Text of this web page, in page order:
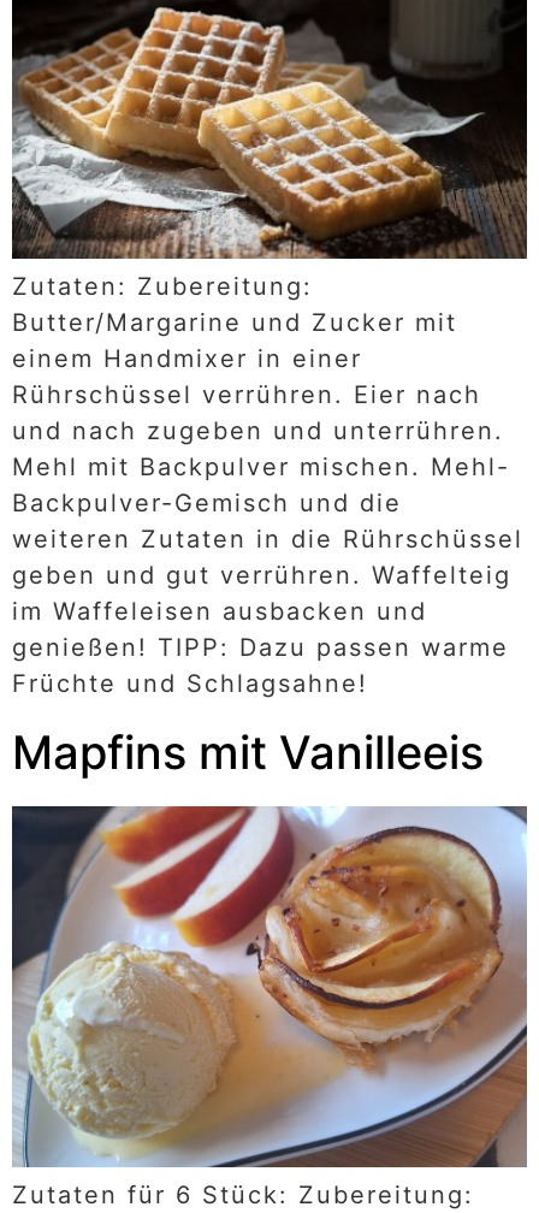
Zutaten: Zubereitung:
Butter/Margarine und Zucker mit
einem Handmixer in einer
Rührschüssel verrühren. Eier nach
und nach zugeben und unterrühren.
Mehl mit Backpulver mischen. Mehl-
Backpulver-Gemisch und die
weiteren Zutaten in die Rührschüssel
geben und gut verrühren. Waffelteig
im Waffeleisen ausbacken und
genießen! TIPP: Dazu passen warme
Früchte und Schlagsahne!
Mapfins mit Vanilleeis
Zutaten für 6 Stück: Zubereitung: